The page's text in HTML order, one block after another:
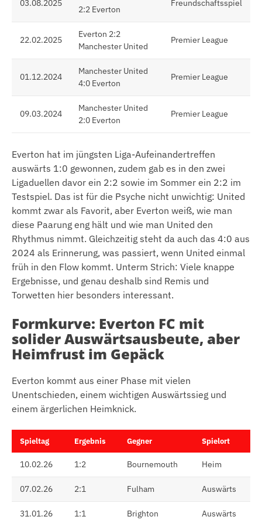
03.08.2025
2:2 Everton
Freundschaftsspiel
22.02.2025
Everton 2:2
Manchester United
Premier League
01.12.2024
Manchester United
4:0 Everton
Premier League
09.03.2024
Manchester United
2:0 Everton
Premier League
Everton hat im jüngsten Liga-Aufeinandertreffen
auswärts 1:0 gewonnen, zudem gab es in den zwei
Ligaduellen davor ein 2:2 sowie im Sommer ein 2:2 im
Testspiel. Das ist für die Psyche nicht unwichtig: United
kommt zwar als Favorit, aber Everton weiß, wie man
diese Paarung eng hält und wie man United den
Rhythmus nimmt. Gleichzeitig steht da auch das 4:0 aus
2024 als Erinnerung, was passiert, wenn United einmal
früh in den Flow kommt. Unterm Strich: Viele knappe
Ergebnisse, und genau deshalb sind Remis und
Torwetten hier besonders interessant.
Formkurve: Everton FC mit
solider Auswärtsausbeute, aber
Heimfrust im Gepäck
Everton kommt aus einer Phase mit vielen
Unentschieden, einem wichtigen Auswärtssieg und
einem ärgerlichen Heimknick.
Spieltag Ergebnis Gegner Spielort
10.02.26 1:2 Bournemouth Heim
07.02.26 2:1 Fulham Auswärts
31.01.26 1:1 Brighton Auswärts